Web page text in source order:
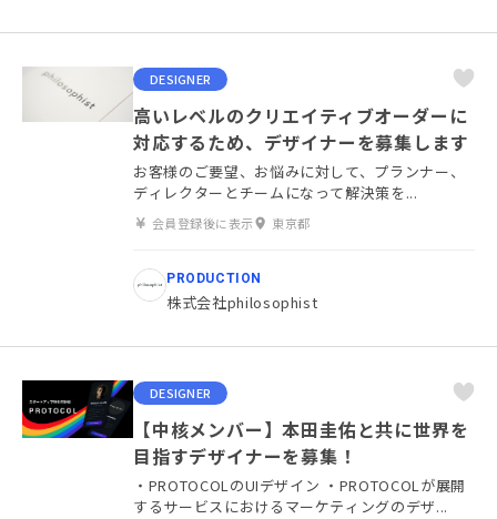
DESIGNER
高いレベルのクリエイティブオーダーに
対応するため、デザイナーを募集します
お客様のご要望、お悩みに対して、プランナー、
ディレクターとチームになって解決策を...
会員登録後に表示 東京都
PRODUCTION
株式会社philosophist
DESIGNER
【中核メンバー】本田圭佑と共に世界を
目指すデザイナーを募集！
・PROTOCOLのUIデザイン ・PROTOCOLが展開
するサービスにおけるマーケティングのデザ...